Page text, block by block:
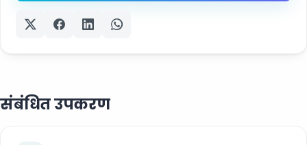
संबंधित उपकरण